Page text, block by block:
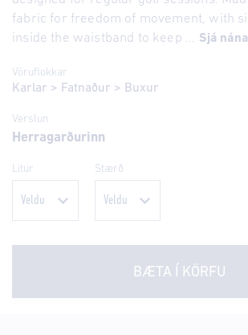
fabric for freedom of movement, with
inside the waistband to keep ... Sjá
Vöruflokkar
Karlar > Fatnaður > Buxur
Verslun
Herragarðurinn
Litur Stærð
BÆTA Í KÖRFU